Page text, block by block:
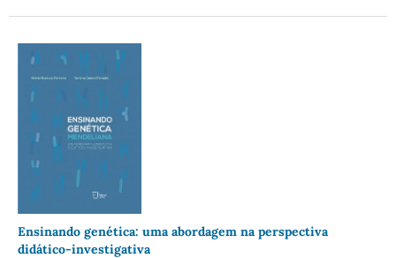
Ensinando genética: uma abordagem na perspectiva
didático-investigativa